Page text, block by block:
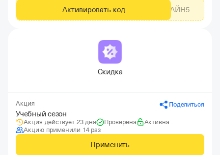
Активировать код ОНЛАЙН5
Скидка
Акция Поделиться
Учебный сезон
Акция действует 23 дня Проверена
Активна
Акцию применили 14 раз
Применить